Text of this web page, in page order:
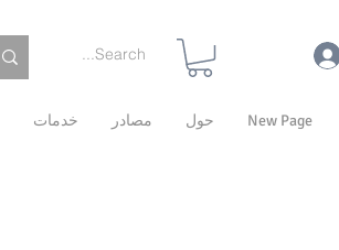
New Page حول مصادر خدمات